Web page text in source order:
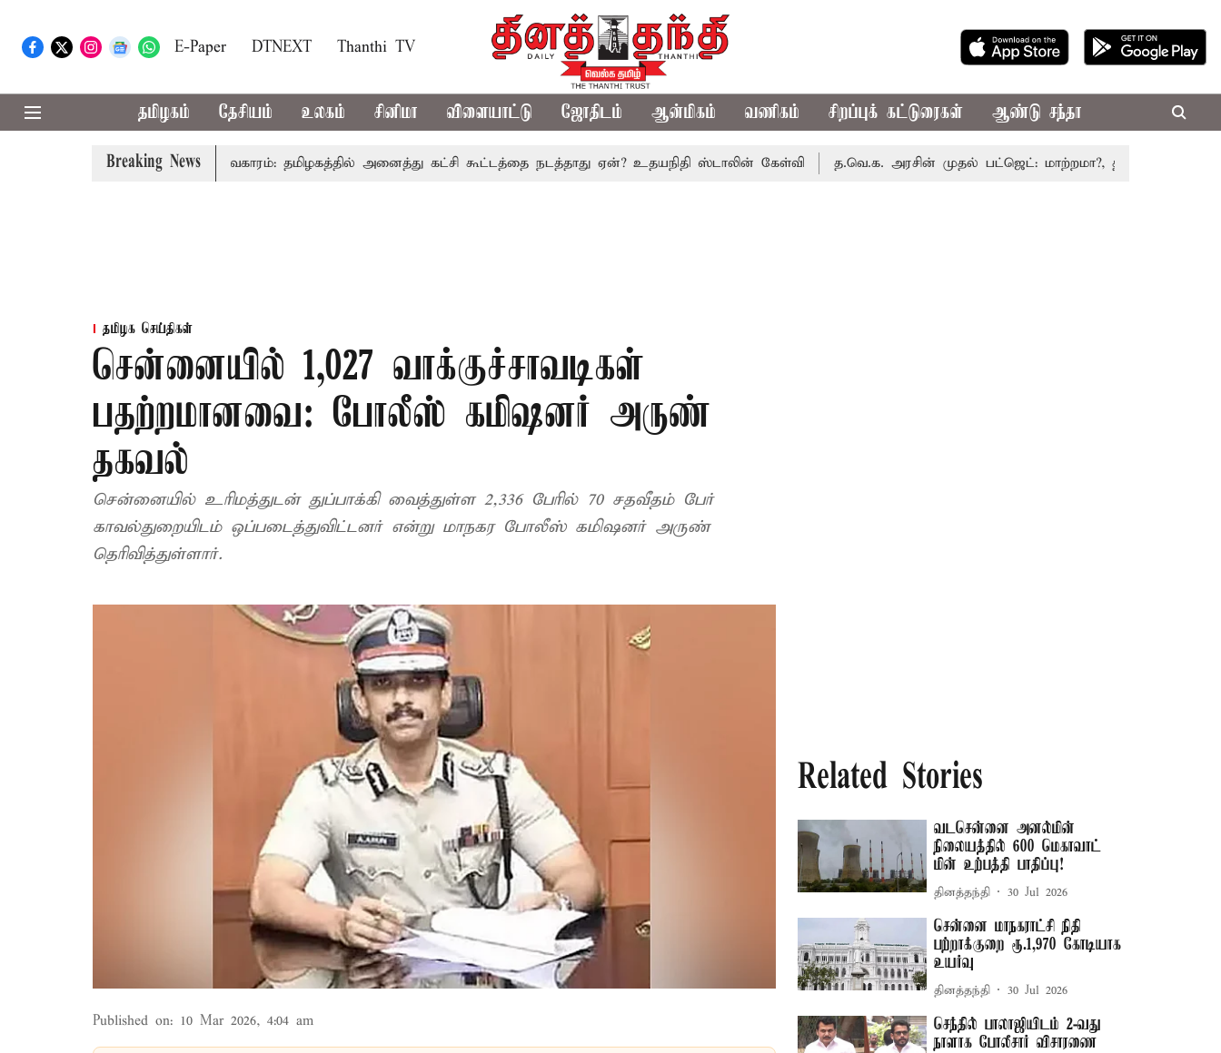
E-Paper DTNEXT Thanthi TV
தமிழகம் தேசியம் உலகம் சினிமா விளையாட்டு ஜோதிடம் ஆன்மிகம் வணிகம் சிறப்புக் கட்டுரைகள் ஆண்டு சந்தா
Breaking News
காவிரி விவகாரம்: தமிழகத்தில் அனைத்து கட்சி கூட்டத்தை நடத்தாது ஏன்? உதயநிதி ஸ்டாலின் கேள்வி த.வெ.க. அரசின் முதல் பட்ஜெட்: மாற்றமா?, தடுமாற்றமா?
தமிழக செய்திகள்
சென்னையில் 1,027 வாக்குச்சாவடிகள்
பதற்றமானவை: போலீஸ் கமிஷனர் அருண்
தகவல்
சென்னையில் உரிமத்துடன் துப்பாக்கி வைத்துள்ள 2,336 பேரில் 70 சதவீதம் பேர்
காவல்துறையிடம் ஒப்படைத்துவிட்டனர் என்று மாநகர போலீஸ் கமிஷனர் அருண்
தெரிவித்துள்ளார்.
Published on: 10 Mar 2026, 4:04 am
Related Stories
வடசென்னை அனல்மின்
நிலையத்தில் 600 மெகாவாட்
மின் உற்பத்தி பாதிப்பு!
தினத்தந்தி 30 Jul 2026
சென்னை மாநகராட்சி நிதி
பற்றாக்குறை ரூ.1,970 கோடியாக
உயர்வு
தினத்தந்தி 30 Jul 2026
செந்தில் பாலாஜியிடம் 2-வது
நாளாக போலீசார் விசாரணை